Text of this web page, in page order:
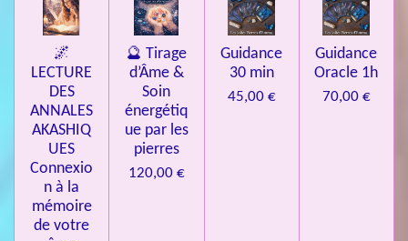
🌌
LECTURE
DES
ANNALES
AKASHIQ
UES
Connexio
n à la
mémoire
de votre
🔮 Tirage
d’Âme &
Soin
énergétiq
ue par les
pierres
120,00 €
Guidance
30 min
45,00 €
Guidance
Oracle 1h
70,00 €